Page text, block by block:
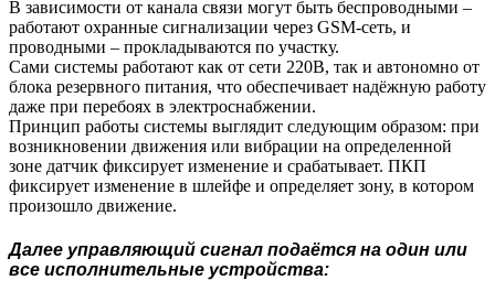
В зависимости от канала связи могут быть беспроводными –
работают охранные сигнализации через GSM-сеть, и
проводными – прокладываются по участку.
Сами системы работают как от сети 220В, так и автономно от
блока резервного питания, что обеспечивает надёжную работу
даже при перебоях в электроснабжении.
Принцип работы системы выглядит следующим образом: при
возникновении движения или вибрации на определенной
зоне датчик фиксирует изменение и срабатывает. ПКП
фиксирует изменение в шлейфе и определяет зону, в котором
произошло движение.
Далее управляющий сигнал подаётся на один или
все исполнительные устройства: